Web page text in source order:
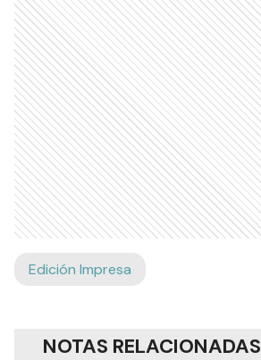
Edición Impresa
NOTAS RELACIONADAS